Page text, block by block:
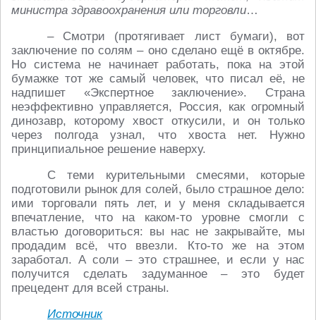
министра здравоохранения или торговли…
– Смотри (протягивает лист бумаги), вот
заключение по солям – оно сделано ещё в октябре.
Но система не начинает работать, пока на этой
бумажке тот же самый человек, что писал её, не
надпишет «Экспертное заключение». Страна
неэффективно управляется, Россия, как огромный
динозавр, которому хвост откусили, и он только
через полгода узнал, что хвоста нет. Нужно
принципиальное решение наверху.
С теми курительными смесями, которые
подготовили рынок для солей, было страшное дело:
ими торговали пять лет, и у меня складывается
впечатление, что на каком-то уровне смогли с
властью договориться: вы нас не закрывайте, мы
продадим всё, что ввезли. Кто-то же на этом
заработал. А соли – это страшнее, и если у нас
получится сделать задуманное – это будет
прецедент для всей страны.
Источник